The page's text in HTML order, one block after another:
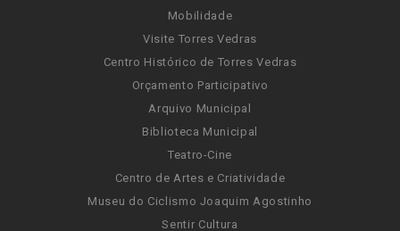
Mobilidade
Visite Torres Vedras
Centro Histórico de Torres Vedras
Orçamento Participativo
Arquivo Municipal
Biblioteca Municipal
Teatro-Cine
Centro de Artes e Criatividade
Museu do Ciclismo Joaquim Agostinho
Sentir Cultura